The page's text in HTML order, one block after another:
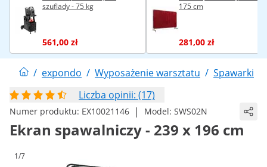
szuflady - 75 kg
561,00 zł
175 cm
281,00 zł
/ expondo / Wyposażenie warsztatu / Spawarki
Liczba opinii: (17)
Numer produktu: EX10021146 | Model: SWS02N
Ekran spawalniczy - 239 x 196 cm
1/7